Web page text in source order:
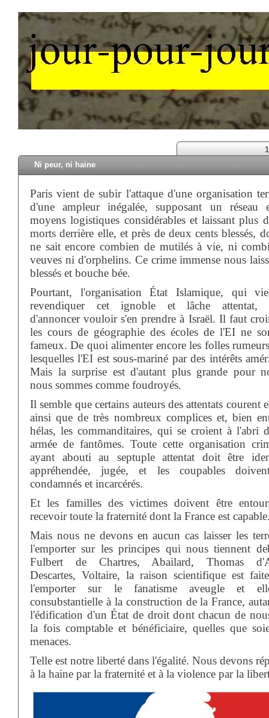
Ni peur, ni haine
Paris vient de subir l'attaque d'une organisation
d'une ampleur inégalée, supposant un réseau
moyens logistiques considérables et laissant plus
morts derrière elle, et près de deux cents blessés,
ne sait encore combien de mutilés à vie, ni
veuves ni d'orphelins. Ce crime immense nous
blessés et bouche bée.
Pourtant, l'organisation État Islamique, qui
revendiquer cet ignoble et lâche attentat,
d'annoncer vouloir s'en prendre à Israël. Il faut
les cours de géographie des écoles de l'EI ne
fameux. De quoi alimenter encore les folles
lesquelles l'EI est sous-mariné par des intérêts
Mais la surprise est d'autant plus grande pour
nous sommes comme foudroyés.
Il semble que certains auteurs des attentats courent
ainsi que de très nombreux complices et, bien
hélas, les commanditaires, qui se croient à l'abri
armée de fantômes. Toute cette organisation
ayant abouti au septuple attentat doit être
appréhendée, jugée, et les coupables
condamnés et incarcérés.
Et les familles des victimes doivent être
recevoir toute la fraternité dont la France est
Mais nous ne devons en aucun cas laisser les
l'emporter sur les principes qui nous tiennent
Fulbert de Chartres, Abailard, Thomas
Descartes, Voltaire, la raison scientifique est
l'emporter sur le fanatisme aveugle et
consubstantielle à la construction de la France,
l'édification d'un État de droit dont chacun de
la fois comptable et bénéficiaire, quelles que
menaces.
Telle est notre liberté dans l'égalité. Nous devons
à la haine par la fraternité et à la violence par la